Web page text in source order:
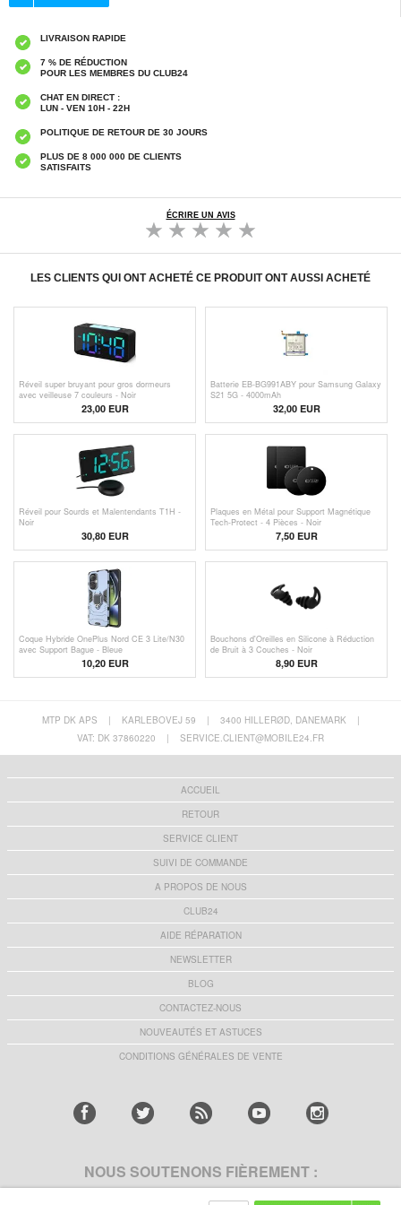
LIVRAISON RAPIDE
7 % DE RÉDUCTION
POUR LES MEMBRES DU CLUB24
CHAT EN DIRECT :
LUN - VEN 10H - 22H
POLITIQUE DE RETOUR DE 30 JOURS
PLUS DE 8 000 000 DE CLIENTS
SATISFAITS
ÉCRIRE UN AVIS
LES CLIENTS QUI ONT ACHETÉ CE PRODUIT ONT AUSSI ACHETÉ
Réveil super bruyant pour gros dormeurs
avec veilleuse 7 couleurs - Noir
23,00EUR
Batterie EB-BG991ABY pour Samsung Galaxy
S21 5G - 4000mAh
32,00 EUR
Réveil pour Sourds et Malentendants T1H -
Noir
30,80EUR
Plaques en Métal pour Support Magnétique
Tech-Protect - 4 Pièces - Noir
7,50 EUR
Coque Hybride OnePlus Nord CE 3 Lite/N30
avec Support Bague - Bleue
10,20 EUR
Bouchons d'Oreilles en Silicone à Réduction
de Bruit à 3 Couches - Noir
8,90 EUR
MTP DK APS | KARLEBOVEJ 59 | 3400 HILLERØD, DANEMARK
|
VAT: DK 37860220
| SERVICE.CLIENT@MOBILE24.FR
ACCUEIL
RETOUR
SERVICE CLIENT
SUIVI DE COMMANDE
A PROPOS DE NOUS
CLUB24
AIDE RÉPARATION
NEWSLETTER
BLOG
CONTACTEZ-NOUS
NOUVEAUTÉS ET ASTUCES
CONDITIONS GÉNÉRALES DE VENTE
NOUS SOUTENONS FIÈREMENT :